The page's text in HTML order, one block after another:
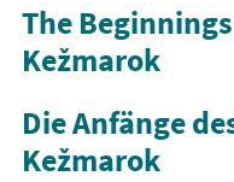
The
Kežmarok
Die Anfänge
Kežmarok